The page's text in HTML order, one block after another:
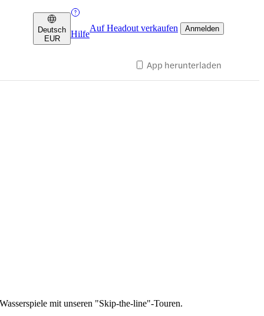
Deutsch
EUR
Hilfe
Auf Headout verkaufen Anmelden
App herunterladen
mit unseren "Skip-the-line"-Touren.